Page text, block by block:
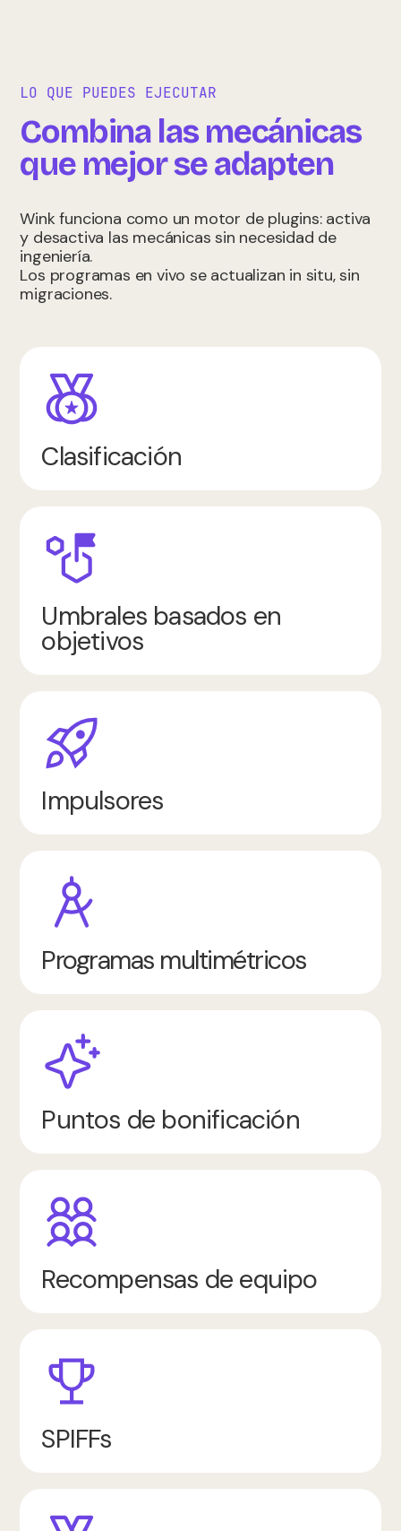
LO QUE PUEDES EJECUTAR
Combina las mecánicas
que mejor se adapten
Wink funciona como un motor de plugins: activa
y desactiva las mecánicas sin necesidad de
ingeniería.
Los programas en vivo se actualizan in situ, sin
migraciones.
Clasificación
Umbrales basados en
objetivos
Impulsores
Programas multimétricos
Puntos de bonificación
Recompensas de equipo
SPIFFs